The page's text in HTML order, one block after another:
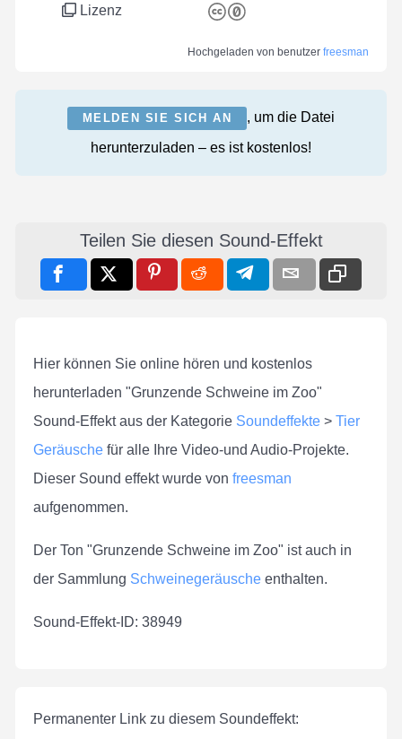
Lizenz
Hochgeladen von benutzer freesman
MELDEN SIE SICH AN
, um die Datei
herunterzuladen – es ist kostenlos!
Teilen Sie diesen Sound-Effekt
Hier können Sie online hören und kostenlos
herunterladen "Grunzende Schweine im Zoo"
Sound-Effekt aus der Kategorie Soundeffekte > Tier
Geräusche für alle Ihre Video-und Audio-Projekte.
Dieser Sound effekt wurde von freesman
aufgenommen.
Der Ton "Grunzende Schweine im Zoo" ist auch in
der Sammlung Schweinegeräusche enthalten.
Sound-Effekt-ID: 38949
Permanenter Link zu diesem Soundeffekt: